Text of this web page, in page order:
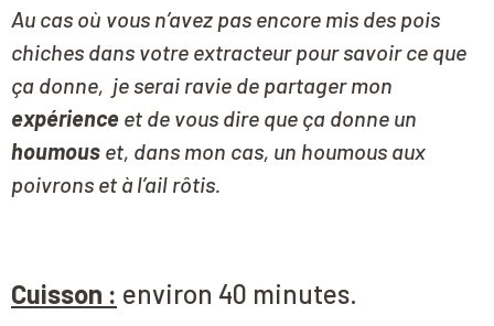
Au cas où vous n’avez pas encore mis des pois
chiches dans votre extracteur pour savoir ce que
ça donne, je serai ravie de partager mon
expérience et de vous dire que ça donne un
houmous et, dans mon cas, un houmous aux
poivrons et à l’ail rôtis.
Cuisson : environ 40 minutes.